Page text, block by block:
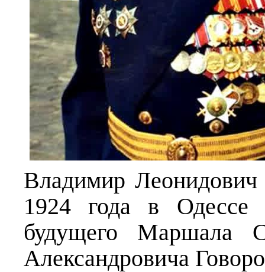
Владимир Леонидович
1924 года в Одессе
будущего Маршала
Александровича